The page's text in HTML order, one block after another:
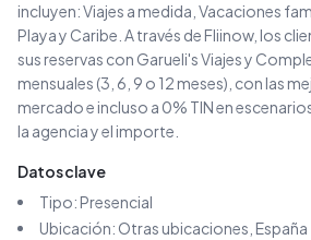
incluyen:Viajes a medida, Vacaciones
Playa y Caribe A través de Fliinow, los
sus reservas con Garueli's Viajes y
mensuales (3, 6, 9 o 12 meses), con las
mercado e incluso a 0% TIN en
la agencia y el importe.
Datos clave
Tipo:Presencial
Ubicación: Otras ubicaciones , España